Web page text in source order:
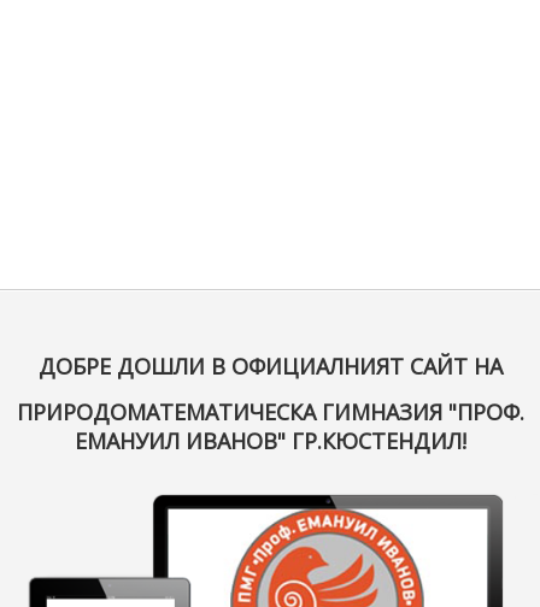
ДОБРЕ ДОШЛИ В ОФИЦИАЛНИЯТ САЙТ НА
ПРИРОДОМАТЕМАТИЧЕСКА ГИМНАЗИЯ "ПРОФ.
ЕМАНУИЛ ИВАНОВ" ГР.КЮСТЕНДИЛ!